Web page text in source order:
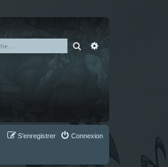
Rechercher
Connexion
S’enregistrer